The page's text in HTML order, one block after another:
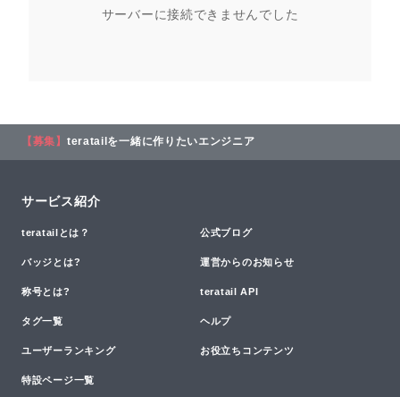
サーバーに接続できませんでした
【募集】 teratailを一緒に作りたいエンジニア
サービス紹介
teratailとは？ 公式ブログ
バッジとは? 運営からのお知らせ
称号とは? teratail API
タグ一覧 ヘルプ
ユーザーランキング お役立ちコンテンツ
特設ページ一覧